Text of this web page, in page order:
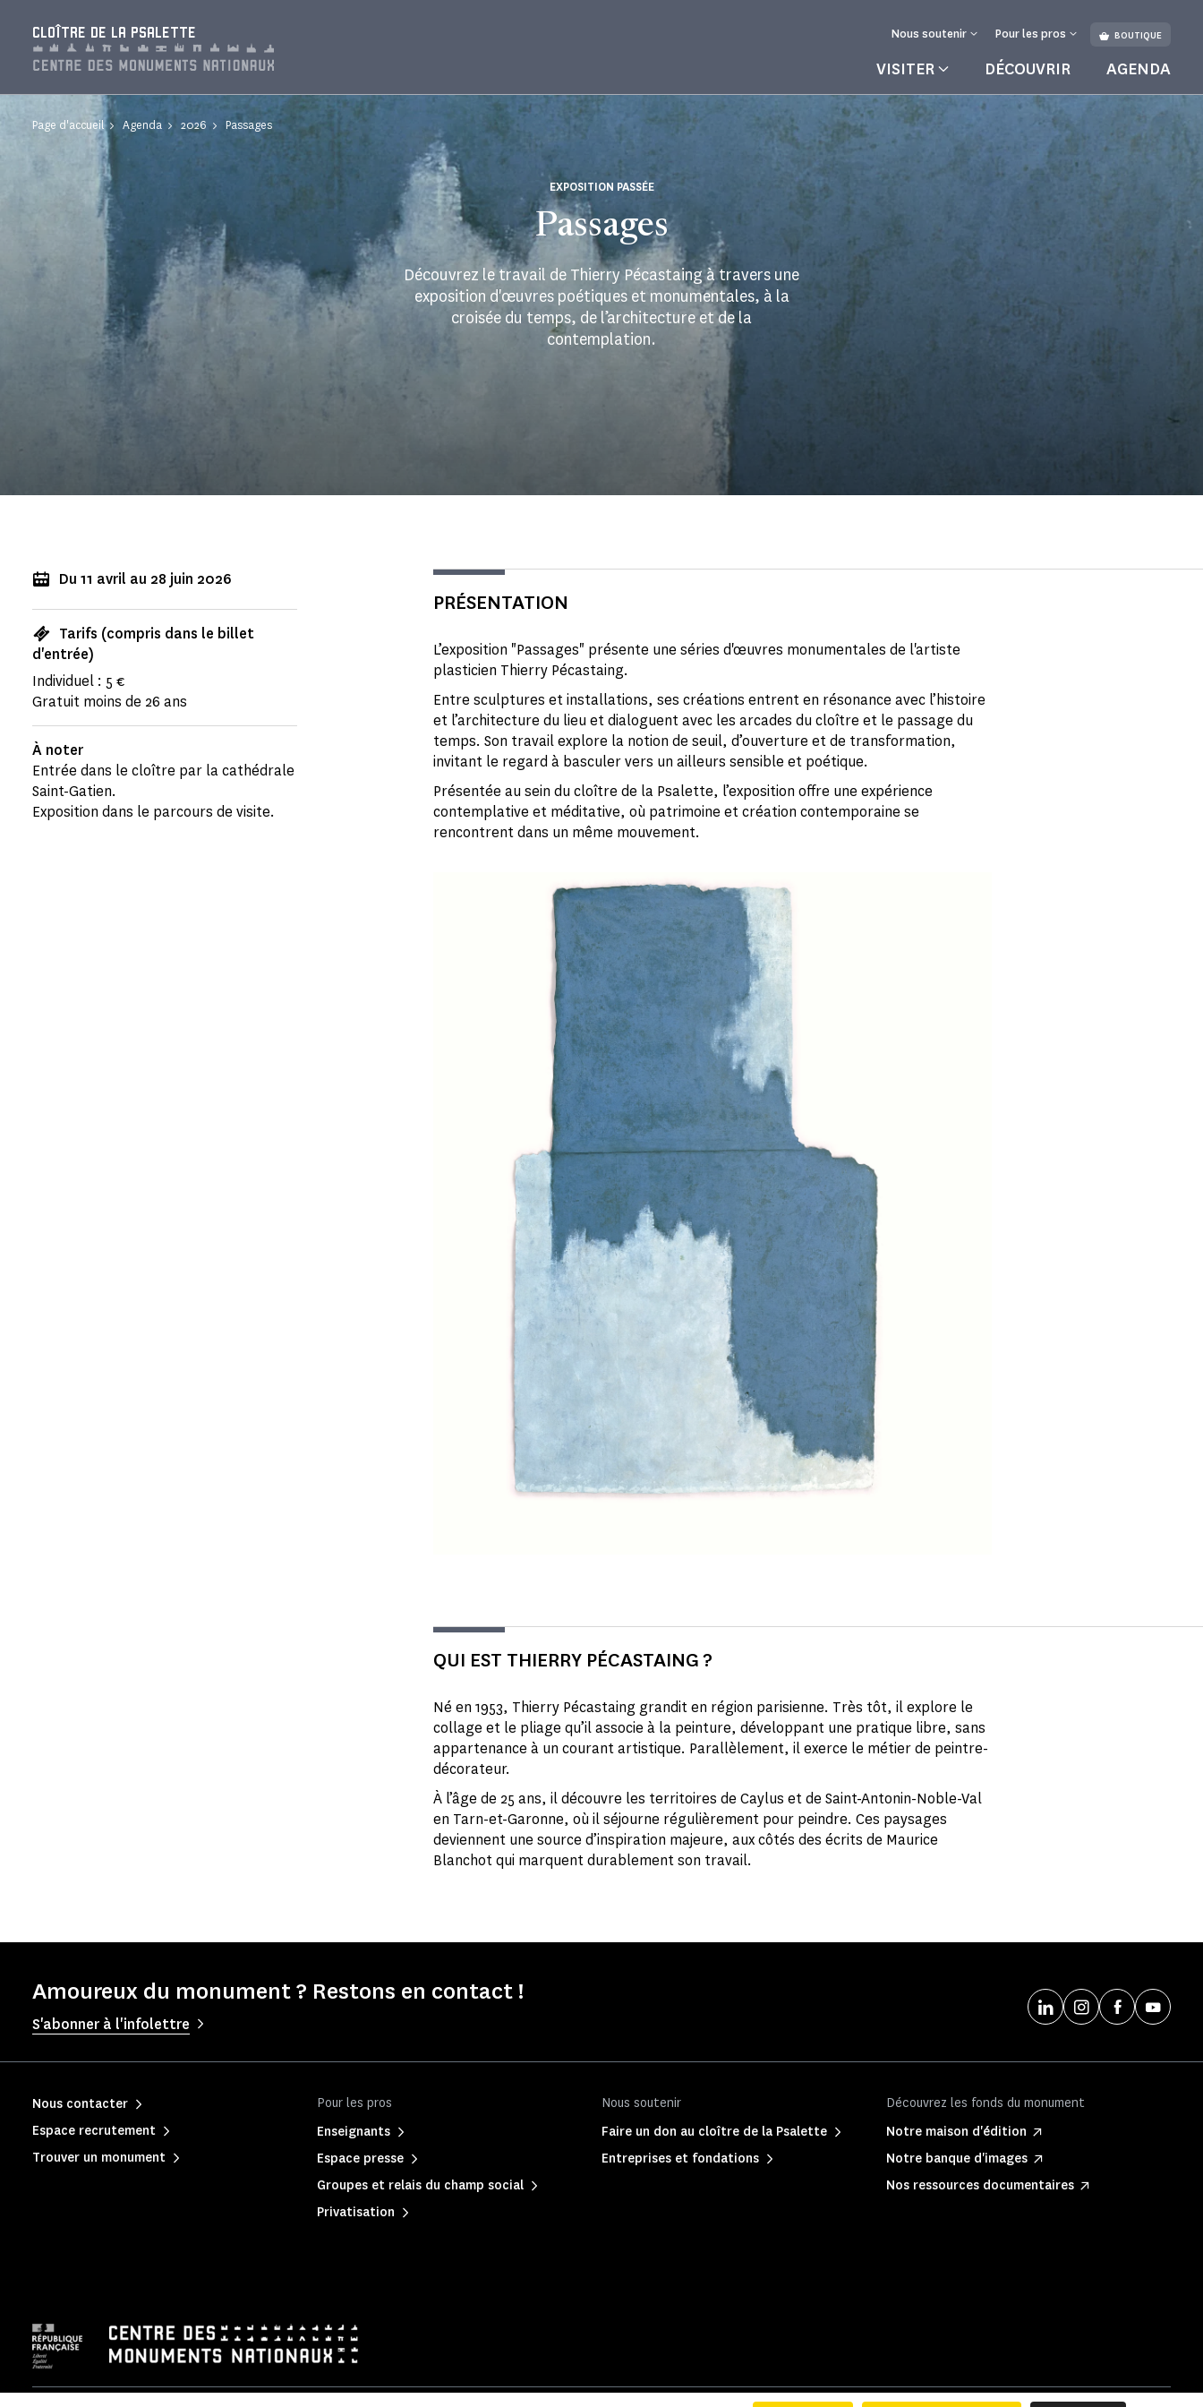
CLOÎTRE DE LA PSALETTE Nous soutenir Pour les pros BOUTIQUE
VISITER DÉCOUVRIR AGENDA
Page d'accueil Agenda 2026 Passages
Passages
EXPOSITION PASSÉE
Découvrez le travail de Thierry Pécastaing à travers une
exposition d'œuvres poétiques et monumentales, à la
croisée du temps, de l’architecture et de la
contemplation.
Du 11 avril au 28 juin 2026
Tarifs (compris dans le billet
d'entrée)
Individuel : 5 €
Gratuit moins de 26 ans
À noter
Entrée dans le cloître par la cathédrale
Saint-Gatien.
Exposition dans le parcours de visite.
PRÉSENTATION
L’exposition "Passages" présente une séries d'œuvres monumentales de l'artiste
plasticien Thierry Pécastaing.
Entre sculptures et installations, ses créations entrent en résonance avec l’histoire
et l’architecture du lieu et dialoguent avec les arcades du cloître et le passage du
temps. Son travail explore la notion de seuil, d’ouverture et de transformation,
invitant le regard à basculer vers un ailleurs sensible et poétique.
Présentée au sein du cloître de la Psalette, l’exposition offre une expérience
contemplative et méditative, où patrimoine et création contemporaine se
rencontrent dans un même mouvement.
QUI EST THIERRY PÉCASTAING ?
Né en 1953, Thierry Pécastaing grandit en région parisienne. Très tôt, il explore le
collage et le pliage qu’il associe à la peinture, développant une pratique libre, sans
appartenance à un courant artistique. Parallèlement, il exerce le métier de peintre-
décorateur.
À l’âge de 25 ans, il découvre les territoires de Caylus et de Saint-Antonin-Noble-Val
en Tarn-et-Garonne, où il séjourne régulièrement pour peindre. Ces paysages
deviennent une source d’inspiration majeure, aux côtés des écrits de Maurice
Blanchot qui marquent durablement son travail.
Amoureux du monument ? Restons en contact !
S'abonner à l'infolettre
Pour les pros
Enseignants
Espace presse
Groupes et relais du champ social
Privatisation
Nous soutenir
Faire un don au cloître de la Psalette
Entreprises et fondations
Découvrez les fonds du monument
Notre maison d'édition
Notre banque d'images
Nos ressources documentaires
Nous contacter
Espace recrutement
Trouver un monument